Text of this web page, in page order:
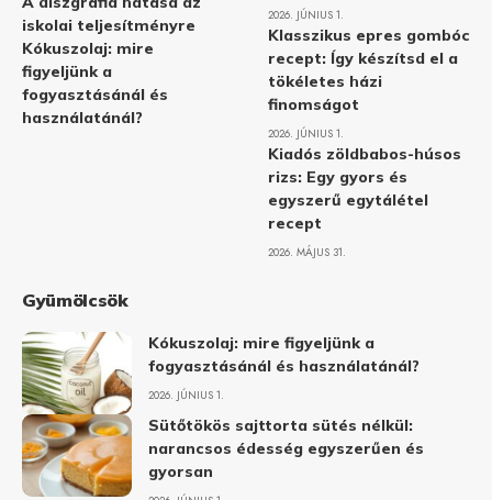
iskolai teljesítményre
Kókuszolaj: mire
figyeljünk a
fogyasztásánál és
használatánál?
2026. JÚNIUS 1.
Klasszikus epres gombóc
recept: Így készítsd el a
tökéletes házi
finomságot
2026. JÚNIUS 1.
Kiadós zöldbabos-húsos
rizs: Egy gyors és
egyszerű egytálétel
recept
2026. MÁJUS 31.
Gyümölcsök
Kókuszolaj: mire figyeljünk a
fogyasztásánál és használatánál?
2026. JÚNIUS 1.
Sütőtökös sajttorta sütés nélkül:
narancsos édesség egyszerűen és
gyorsan